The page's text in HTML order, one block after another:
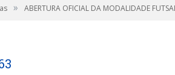
» ABERTURA OFICIAL DA MODALIDADE